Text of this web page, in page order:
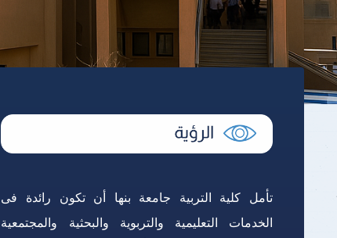
تأمل كلية التربية جامعة بنها أن تكون رائدة فى
الخدمات التعليمية والتربوية والبحثية والمجتمعية